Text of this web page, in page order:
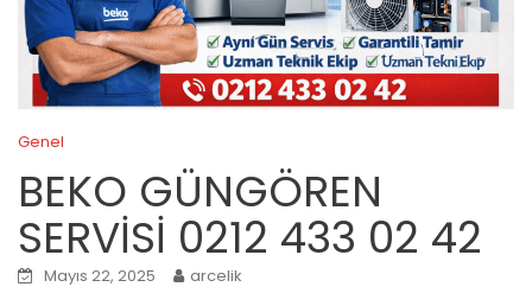
Genel
BEKO GÜNGÖREN
SERVİSİ 0212 433 02 42
Mayıs 22, 2025 arcelik